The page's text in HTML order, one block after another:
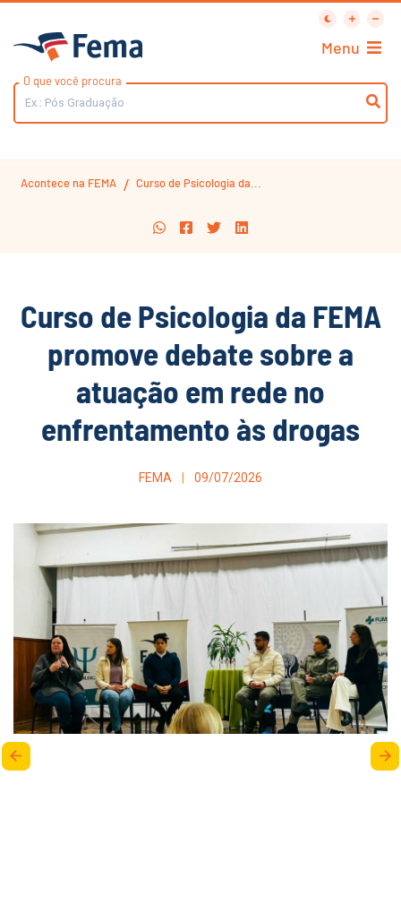
O que você procura
Menu
Acontece na FEMA / Curso de Psicologia da...
Curso de Psicologia da FEMA
promove debate sobre a
atuação em rede no
enfrentamento às drogas
FEMA 09/07/2026
arrow_back arrow_forward